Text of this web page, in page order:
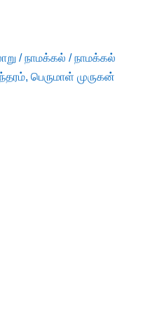
/நாமக்கல் / நாமக்கல்
பெருமாள் முருகன்